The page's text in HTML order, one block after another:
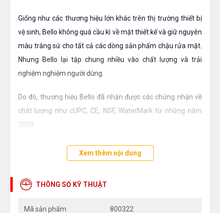
Giống như các thương hiệu lớn khác trên thị trường thiết bị
vệ sinh, Bello không quá cầu kì về mặt thiết kế và giữ nguyên
màu trắng sứ cho tất cả các dòng sản phẩm chậu rửa mặt.
Nhưng Bello lại tập chung nhiều vào chất lượng và trải
nghiệm nghiệm người dùng.
Do đó, thương hiệu Bello đã nhận được các chứng nhận về
chất lượng như cUPC, CE, NSF, WaterMark từ những năm
2008.
- Chậu rửa lavabo Bello được thiết kế với kích thước phù hợp
cho người lớn, trẻ nhỏ có thể sử dụng thuận tiện, các thiết kế
Xem thêm nội dung
THÔNG SỐ KỸ THUẬT
Mã sản phẩm 800322